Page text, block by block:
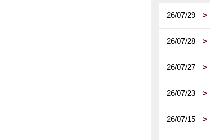
26/07/29
26/07/28
26/07/27
26/07/23
26/07/15